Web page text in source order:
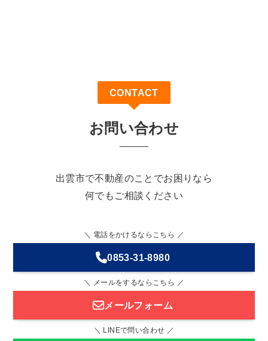
CONTACT
お問い合わせ
出雲市で不動産のことでお困りなら
何でもご相談ください
＼ 電話をかけるならこちら ／
0853-31-8980
＼ メールをするならこちら ／
メールフォーム
＼ LINEで問い合わせ ／